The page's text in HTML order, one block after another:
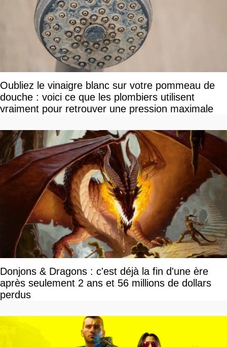
Oubliez le vinaigre blanc sur votre pommeau de
douche : voici ce que les plombiers utilisent
vraiment pour retrouver une pression maximale
Donjons & Dragons : c'est déjà la fin d'une ère
après seulement 2 ans et 56 millions de dollars
perdus